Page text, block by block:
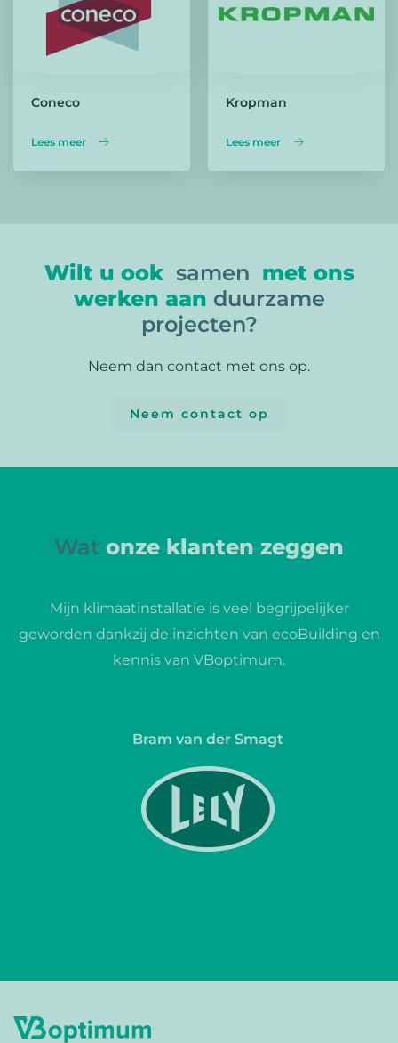
Coneco
Lees meer
Kropman
Lees meer
Wilt u ook samen met ons
werken aan duurzame
projecten?
Neem dan contact met ons op.
Neem contact op
Wat onze klanten zeggen
Mijn klimaatinstallatie is veel begrijpelijker
geworden dankzij de inzichten van ecoBuilding en
kennis van VBoptimum.
Bram van der Smagt